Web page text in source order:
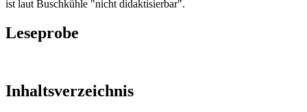
ist laut Buschkühle "nicht didaktisierbar".
Leseprobe
Inhaltsverzeichnis